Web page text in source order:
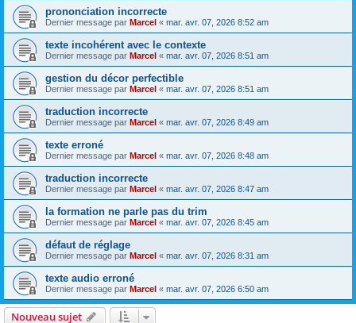
prononciation incorrecte
Dernier message par Marcel « mar. avr. 07, 2026 8:52 am
texte incohérent avec le contexte
Dernier message par Marcel « mar. avr. 07, 2026 8:51 am
gestion du décor perfectible
Dernier message par Marcel « mar. avr. 07, 2026 8:51 am
traduction incorrecte
Dernier message par Marcel « mar. avr. 07, 2026 8:49 am
texte erroné
Dernier message par Marcel « mar. avr. 07, 2026 8:48 am
traduction incorrecte
Dernier message par Marcel « mar. avr. 07, 2026 8:47 am
la formation ne parle pas du trim
Dernier message par Marcel « mar. avr. 07, 2026 8:45 am
défaut de réglage
Dernier message par Marcel « mar. avr. 07, 2026 8:31 am
texte audio erroné
Dernier message par Marcel « mar. avr. 07, 2026 6:50 am
Nouveau sujet